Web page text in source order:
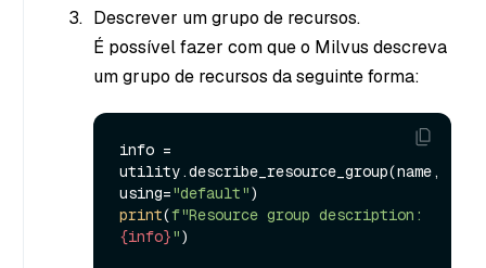
Descrever um grupo de recursos.
É possível fazer com que o Milvus descreva
um grupo de recursos da seguinte forma:
info =
utility.describe_resource_group(name,
using="default"
print(
{info}")